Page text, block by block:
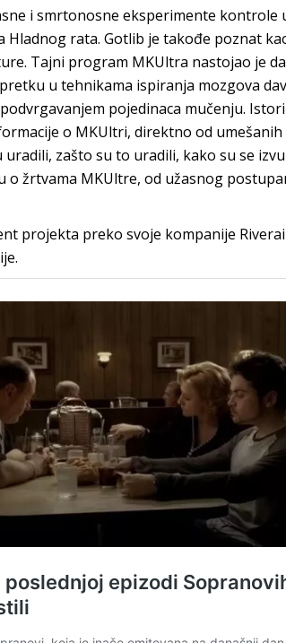
i smrtonosne eksperimente kontrole
rata. Gotlib je takođe poznat
Tajni program MKUltra nastojao je
u tehnikama ispiranja mozgova
pojedinaca mučenju.
o MKUltri, direktno od
zašto su to uradili, kako su se
o žrtvama MKUltre, od užasnog
projekta preko svoje kompanije